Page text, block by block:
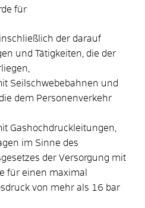
für
der darauf
und Tätigkeiten, die der
Seilschwebebahnen und
dem Personenverkehr
Gashochdruckleitungen,
im Sinne des
der Versorgung mit
für einen maximal
von mehr als 16 bar